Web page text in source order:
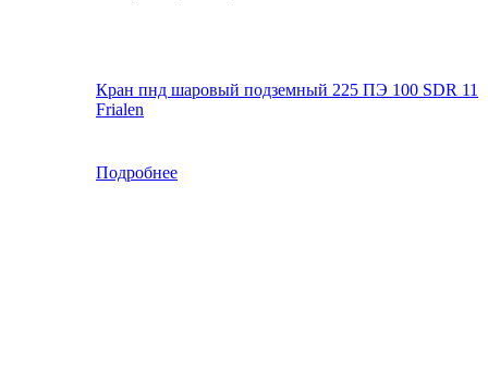
Кран пнд шаровый подземный 225 ПЭ 100 SDR 11
Frialen
Подробнее